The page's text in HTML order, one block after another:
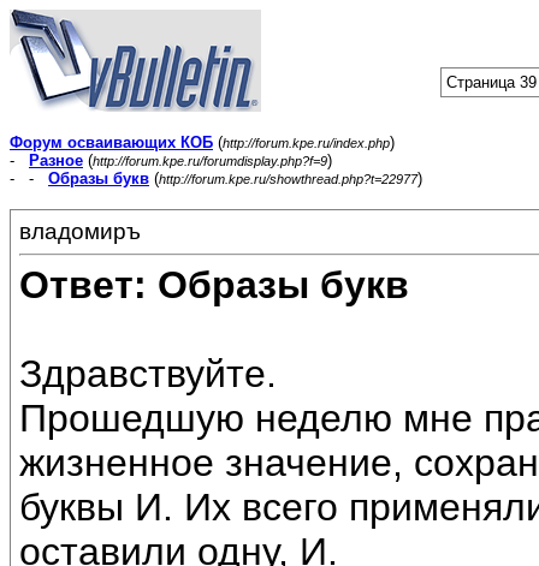
Страница
Форум осваивающих КОБ (http://forum.kpe.ru/index.php)
-
Разное (http://forum.kpe.ru/forumdisplay.php?f=9)
- - Образы букв (http://forum.kpe.ru/showthread.php?t=22977)
владомиръ
Ответ: Образы букв
Здравствуйте.
Прошедшую неделю мне
жизненное значение,
буквы И. Их всего
оставили одну, И.